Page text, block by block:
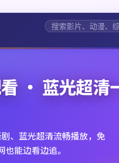
· 蓝光超清
、蓝光超清流畅播放，免
能边看边追。